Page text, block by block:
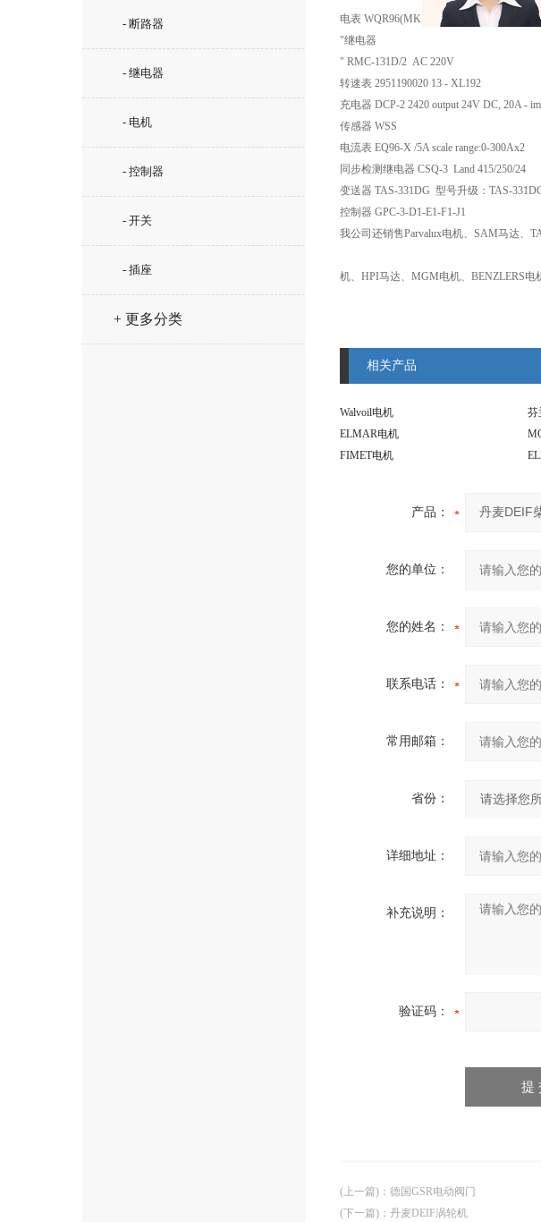
- 断路器
- 继电器
- 电机
- 控制器
- 开关
- 插座
+ 更多分类
电表 WQR96(MK11)
"继电器
" RMC-131D/2 AC 220V
转速表 2951190020 13 - XL192
充电器 DCP-2 2420 output 24V DC, 20A -
传感器 WSS
电流表 EQ96-X /5A scale range:0-300Ax2
同步检测继电器 CSQ-3 Land 415/250/24
变送器 TAS-331DG 型号升级：TAS-
控制器 GPC-3-D1-E1-F1-J1
我公司还销售Parvalux电机、SAM马达、
机、HPI马达、MGM电机、BENZLERS电
相关产品
Walvoil电机 芬
ELMAR电机
FIMET电机
产品：
您的单位：
您的姓名：
联系电话：
常用邮箱：
省份：
详细地址：
补充说明：
验证码：
(上一篇) ： 德国GSR电动阀门
(下一篇) ： 丹麦DEIF涡轮机